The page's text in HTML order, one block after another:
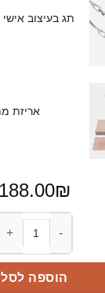
תג בעיצוב אישי
אריזת
188.00₪
כמות של
הוספה לסל